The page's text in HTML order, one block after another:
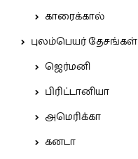
காரைக்கால்
புலம்பெயர் தேசங்கள்
ஜெர்மனி
பிரிட்டானியா
அமெரிக்கா
கனடா